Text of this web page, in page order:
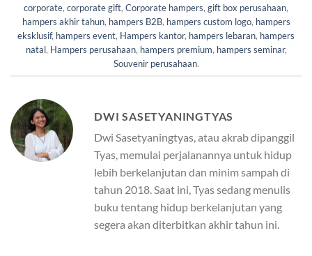
corporate, corporate gift, Corporate hampers, gift box perusahaan,
hampers akhir tahun, hampers B2B, hampers custom logo, hampers
eksklusif, hampers event, Hampers kantor, hampers lebaran, hampers
natal, Hampers perusahaan, hampers premium, hampers seminar,
Souvenir perusahaan.
DWI SASETYANINGTYAS
Dwi Sasetyaningtyas, atau akrab dipanggil
Tyas, memulai perjalanannya untuk hidup
lebih berkelanjutan dan minim sampah di
tahun 2018. Saat ini, Tyas sedang menulis
buku tentang hidup berkelanjutan yang
segera akan diterbitkan akhir tahun ini.